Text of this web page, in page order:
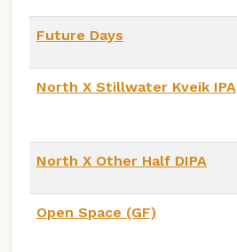
Future Days
North X Stillwater Kveik IPA
North X Other Half DIPA
Open Space (GF)